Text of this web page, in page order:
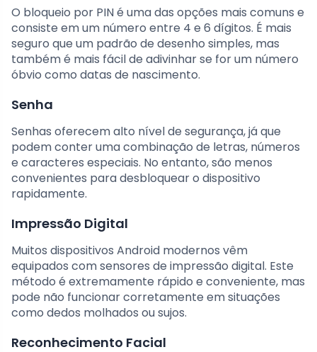
O bloqueio por PIN é uma das opções mais comuns e
consiste em um número entre 4 e 6 dígitos. É mais
seguro que um padrão de desenho simples, mas
também é mais fácil de adivinhar se for um número
óbvio como datas de nascimento.
Senha
Senhas oferecem alto nível de segurança, já que
podem conter uma combinação de letras, números
e caracteres especiais. No entanto, são menos
convenientes para desbloquear o dispositivo
rapidamente.
Impressão Digital
Muitos dispositivos Android modernos vêm
equipados com sensores de impressão digital. Este
método é extremamente rápido e conveniente, mas
pode não funcionar corretamente em situações
como dedos molhados ou sujos.
Reconhecimento Facial